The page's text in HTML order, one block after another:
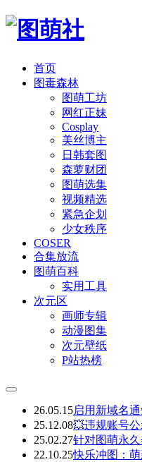
首页
图毒森林
图萌工坊
网红正妹
Cosplay
美丝博主
日韩套图
森萝财团
图萌选集
视频精选
紧急企划
少女秩序
COSER
合集放流
图萌百科
实用工具
次元区
画师专辑
动漫图集
次元壁纸
P站热榜
26.05.15启用新域名
25.12.08💥违规账号
25.02.27针对图萌永
22.10.25快乐冲图：